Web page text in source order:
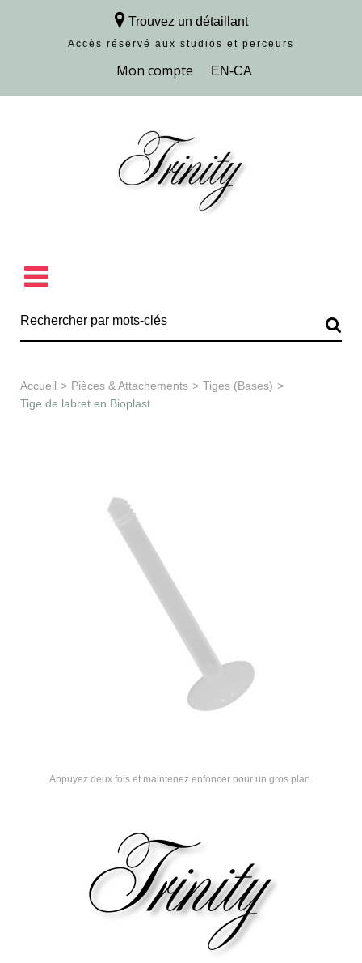
Trouvez un détaillant
Accès réservé aux studios et perceurs
Découvrir la collection
Accueil > Pièces & Attachements > Tiges (Bases) >
Tige de labret en Bioplast
Appuyez deux fois et maintenez enfoncer pour un gros plan.